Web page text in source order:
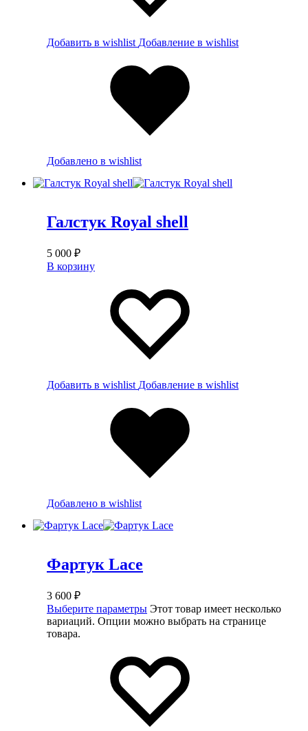
Добавить в wishlist Добавление в wishlist
Добавлено в wishlist
Галстук Royal shell
5 000 ₽
В корзину
Добавить в wishlist Добавление в wishlist
Добавлено в wishlist
Фартук Lace
3 600 ₽
Выберите параметры Этот товар имеет несколько
вариаций. Опции можно выбрать на странице
товара.